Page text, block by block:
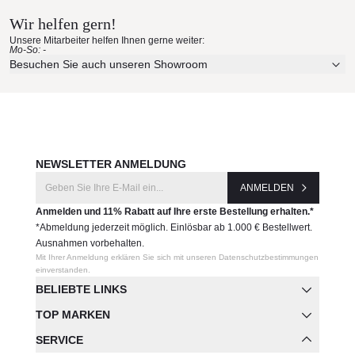
Hersteller:
Vondom
Erleben Sie unsere Stoffe und Materialien ganz in Ruhe in
Ihren eigenen vier Wänden.
Aktuelle Originalstoffe des Herstellers
Wir helfen gern!
Unsere Mitarbeiter helfen Ihnen gerne weiter:
Mo-So: -
Besuchen Sie auch unseren Showroom
BELIEBTE LINKS
TOP MARKEN
SERVICE
NEWSLETTER ANMELDUNG
ANMELDEN
Anmelden und 11% Rabatt auf Ihre erste Bestellung erhalten.*
*Abmeldung jederzeit möglich. Einlösbar ab 1.000 € Bestellwert.
Ausnahmen vorbehalten.
Mit Ihrer Anmeldung erklären Sie sich mit unseren Datenschutzbestimmungen
einverstanden.